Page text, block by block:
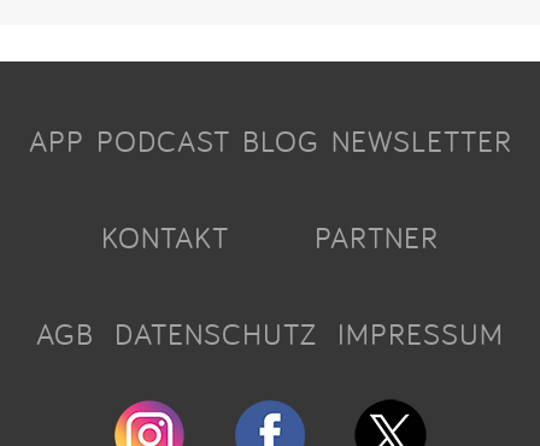
APP PODCAST BLOG NEWSLETTER
KONTAKT PARTNER
AGB DATENSCHUTZ IMPRESSUM